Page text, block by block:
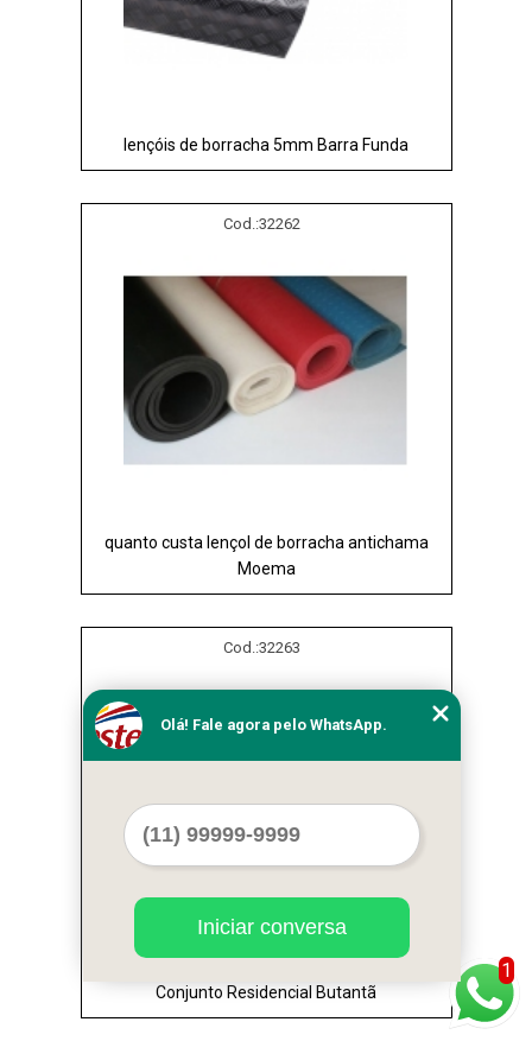
lençóis de borracha 5mm Barra Funda
Cod.:32262
quanto custa lençol de borracha antichama
Moema
Cod.:32263
Conjunto Residencial Butantã
1
Olá! Fale agora pelo WhatsApp.
Iniciar conversa